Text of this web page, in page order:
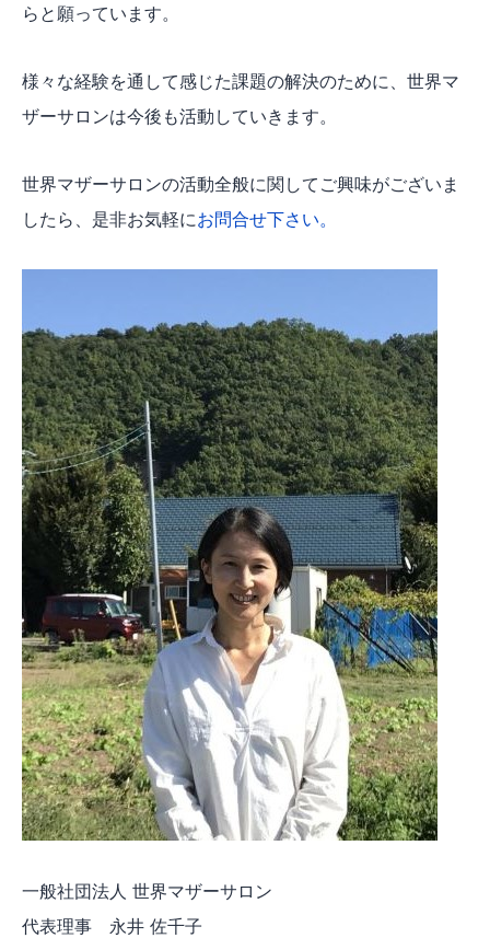
らと願っています。
様々な経験を通して感じた課題の解決のために、世界マ
ザーサロンは今後も活動していきます。
世界マザーサロンの活動全般に関してご興味がございま
したら、是非お気軽にお問合せ下さい。
一般社団法人 世界マザーサロン
代表理事 永井 佐千子